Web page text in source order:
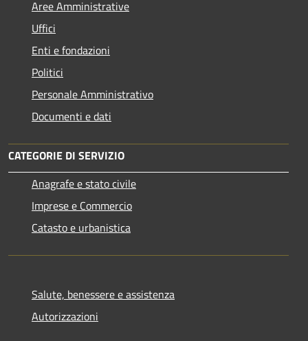
Aree Amministrative
Uffici
Enti e fondazioni
Politici
Personale Amministrativo
Documenti e dati
CATEGORIE DI SERVIZIO
Anagrafe e stato civile
Imprese e Commercio
Catasto e urbanistica
Salute, benessere e assistenza
Autorizzazioni